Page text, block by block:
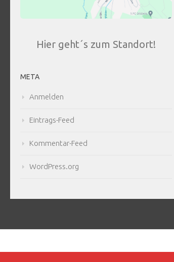
Hier geht´s zum Standort!
META
Anmelden
Eintrags-Feed
Kommentar-Feed
WordPress.org